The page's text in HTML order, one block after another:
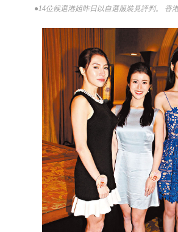
●14位候選港姐昨日以自選服裝見評判。 香